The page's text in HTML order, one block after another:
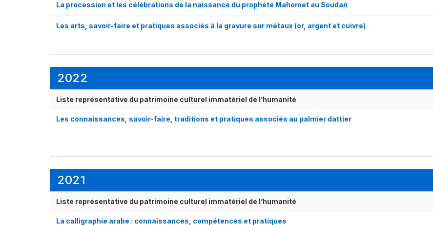
La procession et les célébrations de la naissance du prophète Mahomet au Soudan
Les arts, savoir-faire et pratiques associés à la gravure sur métaux (or, argent et cuivre)
2022
Liste représentative du patrimoine culturel immatériel de l’humanité
Les connaissances, savoir-faire, traditions et pratiques associés au palmier dattier
2021
Liste représentative du patrimoine culturel immatériel de l’humanité
La calligraphie arabe : connaissances, compétences et pratiques